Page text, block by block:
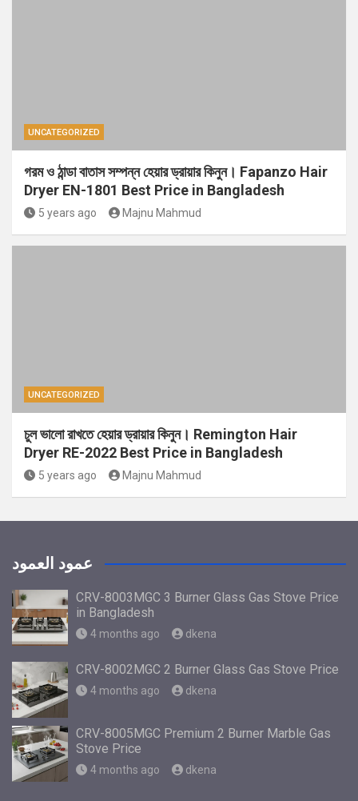
UNCATEGORIZED
গরম ও ঠান্ডা বাতাস সম্পন্ন হেয়ার ড্রায়ার কিনুন। Fapanzo Hair
Dryer EN-1801 Best Price in Bangladesh
5 years ago Majnu Mahmud
UNCATEGORIZED
চুল ভালো রাখতে হেয়ার ড্রায়ার কিনুন। Remington Hair
Dryer RE-2022 Best Price in Bangladesh
5 years ago Majnu Mahmud
عمود العمود
CRV-8003MGC 3 Burner Glass Gas Stove Price
in Bangladesh
4 months ago dkena
CRV-8002MGC 2 Burner Glass Gas Stove Price
4 months ago dkena
CRV-8005MGC Premium 2 Burner Marble Gas
Stove Price
4 months ago dkena